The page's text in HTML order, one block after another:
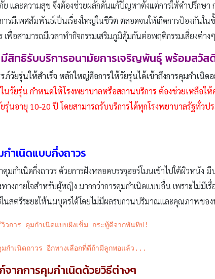
และความสุข จึงต้องช่วยผลักดันแก้ปัญหาตั้งแต่การให้คำปรึกษา
ารมีเพศสัมพันธ์เป็นเรื่องใหญ่ในชีวิต ตลอดจนให้เกิดการป้องกันใ
เพื่อสามารถมีเวลาทำกิจกรรมเสริมภูมิคุ้มกันต่อพฤติกรรมเสี่ยงต่
สิทธิรับบริการอนามัยการเจริญพันธุ์ พร้อมสวัส
ภ์วัยรุ่นให้สำเร็จ หลักใหญ่คือการให้วัยรุ่นได้เข้าถึงการคุมกำเนิ
นวัยรุ่น กำหนดให้โรงพยาบาลหรือสถานบริการ ต้องช่วยเหลือใ
รุ่นอายุ 10-20 ปี โดยสามารถรับบริการได้ทุกโรงพยาบาลรัฐทั่วป
ำเนิดแบบกึ่งถาวร
มกำเนิดกึ่งถาวร ด้วยการฝังหลอดบรรจุฮอร์โมนเข้าไปใต้ผิวหนั
างกายใจสำหรับผู้หญิง มากกว่าการคุมกำเนิดแบบอื่น เพราะไม่มีเ
นสตรีระยะให้นมบุตรได้โดยไม่มีผลรบกวนปริมาณและคุณภาพขอ
วิวการ คุมกำเนิดแบบฝังเข็ม กระทู้ดีจากพันทิป!
มกำเนิดถาวร อีกทางเลือกที่ดีถ้ามีลูกพอแล้ว...
จากการคุมกำเนิดด้วยวิธีต่างๆ